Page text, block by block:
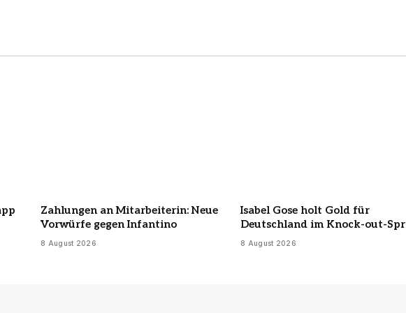
Zahlungen an Mitarbeiterin: Neue
Vorwürfe gegen Infantino
8 August 2026
Isabel Gose holt Gold für
Deutschland im Knock-out-
8 August 2026